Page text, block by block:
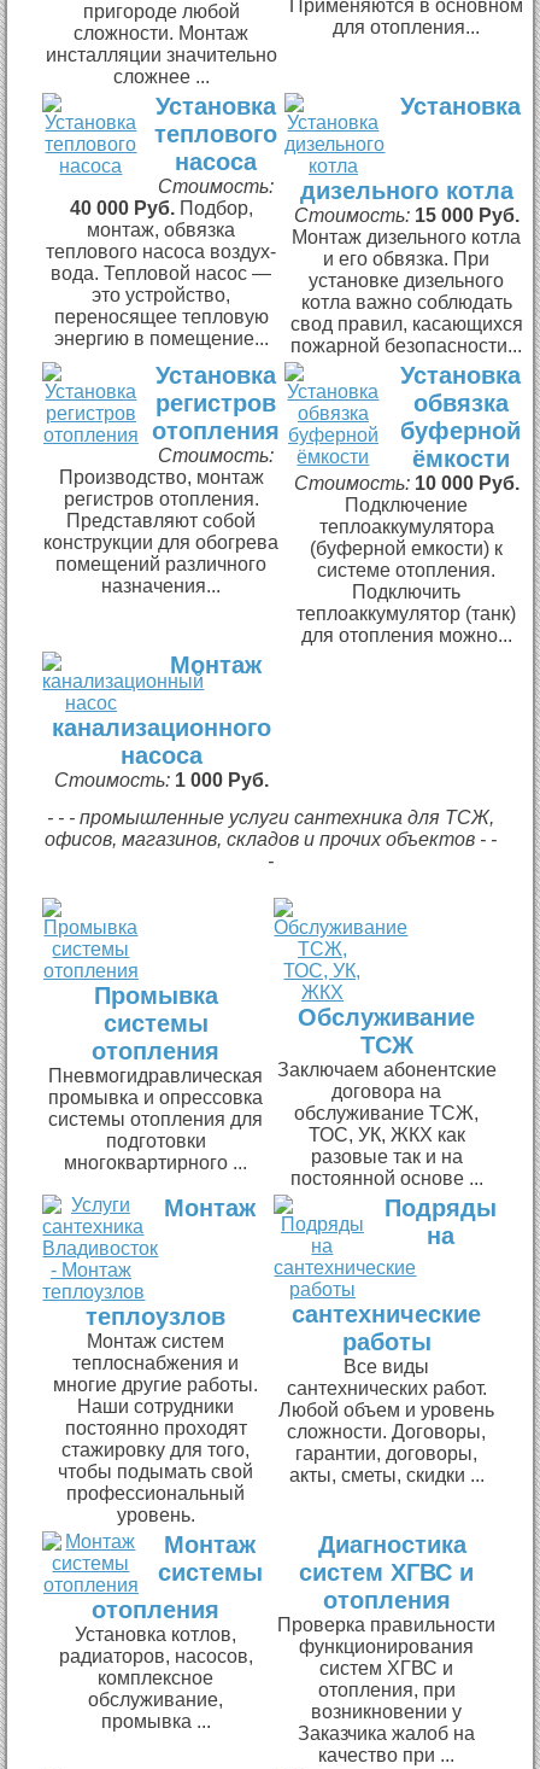
пригороде любой
сложности. Монтаж
инсталляции значительно
сложнее ...
Применяются в основном
для отопления...
Установка
теплового
насоса
Стоимость:
40 000 Руб. Подбор,
монтаж, обвязка
теплового насоса воздух-
вода. Тепловой насос —
это устройство,
переносящее тепловую
энергию в помещение...
Установка
дизельного котла
Стоимость: 15 000 Руб.
Монтаж дизельного котла
и его обвязка. При
установке дизельного
котла важно соблюдать
свод правил, касающихся
пожарной безопасности...
Установка
регистров
отопления
Стоимость:
Производство, монтаж
регистров отопления.
Представляют собой
конструкции для обогрева
помещений различного
назначения...
Установка
обвязка
буферной
ёмкости
Стоимость: 10 000 Руб.
Подключение
теплоаккумулятора
(буферной емкости) к
системе отопления.
Подключить
теплоаккумулятор (танк)
для отопления можно...
Монтаж
канализационного
насоса
Стоимость: 1 000 Руб.
- - - промышленные услуги сантехника для ТСЖ,
офисов, магазинов, складов и прочих объектов - -
-
Промывка
системы
отопления
Пневмогидравлическая
промывка и опрессовка
системы отопления для
подготовки
многоквартирного ...
Обслуживание
ТСЖ
Заключаем абонентские
договора на
обслуживание ТСЖ,
ТОС, УК, ЖКХ как
разовые так и на
постоянной основе ...
Монтаж
теплоузлов
Монтаж систем
теплоснабжения и
многие другие работы.
Наши сотрудники
постоянно проходят
стажировку для того,
чтобы подымать свой
профессиональный
уровень.
Подряды
на
сантехнические
работы
Все виды
сантехнических работ.
Любой объем и уровень
сложности. Договоры,
гарантии, договоры,
акты, сметы, скидки ...
Монтаж
системы
отопления
Установка котлов,
радиаторов, насосов,
комплексное
обслуживание,
промывка ...
Диагностика
систем ХГВС и
отопления
Проверка правильности
функционирования
систем ХГВС и
отопления, при
возникновении у
Заказчика жалоб на
качество при ...